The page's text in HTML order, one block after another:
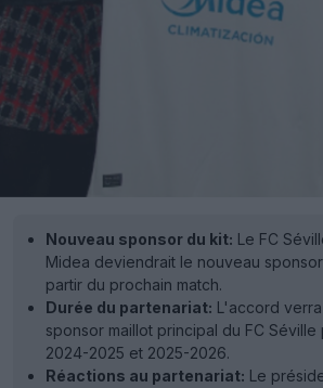
Nouveau sponsor du kit: Le FC
Midea deviendrait le nouveau
partir du prochain match.
Durée du partenariat: L'accord
sponsor maillot principal du FC Séville
2024-2025 et 2025-2026.
Réactions au partenariat: Le